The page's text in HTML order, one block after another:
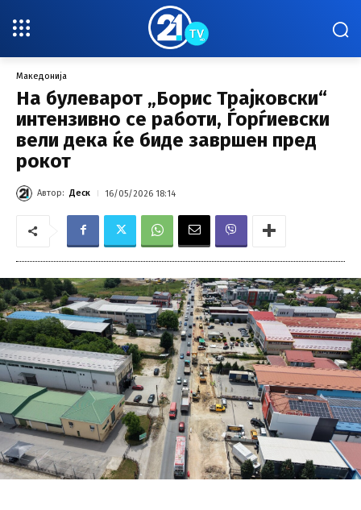
Македонија
На булеварот „Борис Трајковски“
интензивно се работи, Ѓорѓиевски
вели дека ќе биде завршен пред
рокот
Автор: Деск 16/05/2026 18:14